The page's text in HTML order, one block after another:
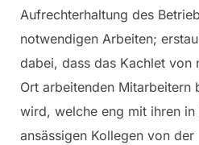
Aufrechterhaltung des
notwendigen Arbeiten;
dabei, dass das Kachlet von
Ort arbeitenden Mitarbeitern
wird, welche eng mit ihren in
ansässigen Kollegen von der